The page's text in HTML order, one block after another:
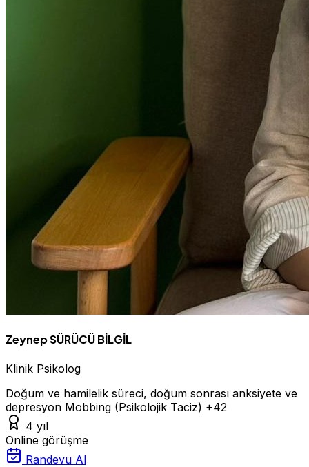
Zeynep SÜRÜCÜ BİLGİL
Klinik Psikolog
Doğum ve hamilelik süreci, doğum sonrası anksiyete ve
depresyon Mobbing (Psikolojik Taciz) +42
4 yıl
Online görüşme
Randevu Al